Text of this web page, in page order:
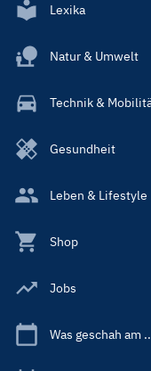
Lexika
Natur & Umwelt
Technik &
Gesundheit
Leben & Lifestyle
Shop
Jobs
Was geschah am